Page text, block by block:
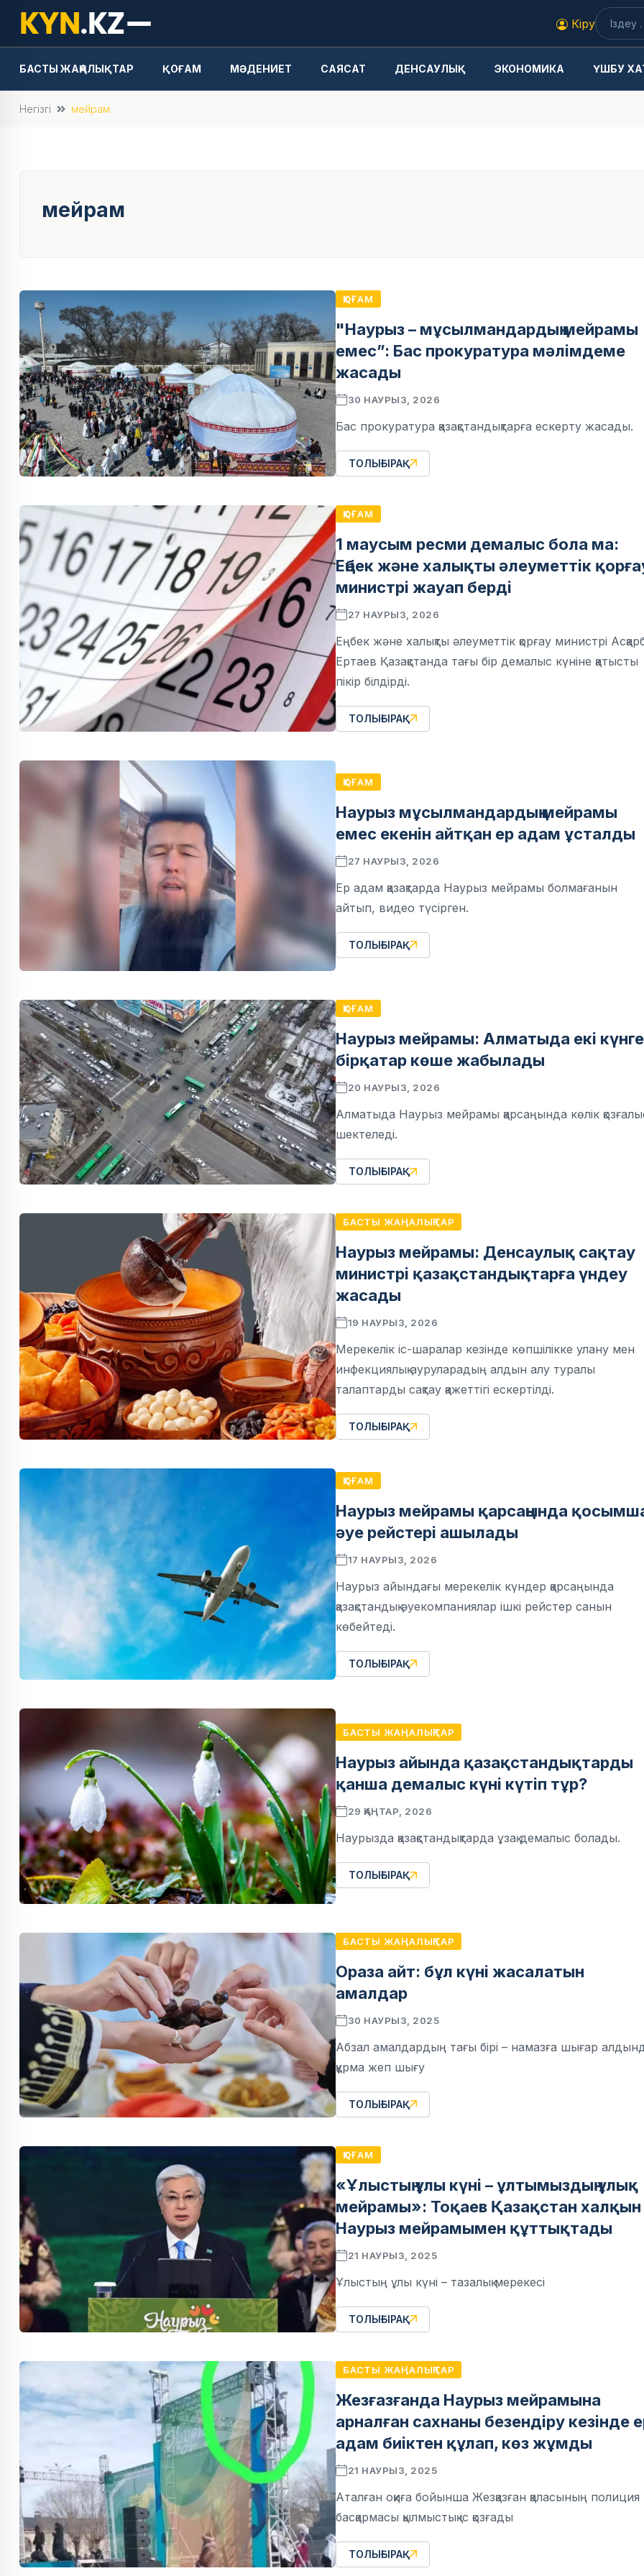
Кіру
БАСТЫ ЖАҢАЛЫҚТАР ҚОҒАМ МӘДЕНИЕТ САЯСАТ ДЕНСАУЛЫҚ ЭКОНОМИКА ҮШБУ
Негізгі мейрам
мейрам
ҚОҒАМ
"Наурыз – мұсылмандардың мейрамы
емес”: Бас прокуратура мәлімдеме
жасады
30 НАУРЫЗ, 2026
Бас прокуратура қазақстандықтарға ескерту жасады.
ТОЛЫҒЫРАҚ
ҚОҒАМ
1 маусым ресми демалыс бола ма:
Еңбек және халықты әлеуметтік
министрі жауап берді
27 НАУРЫЗ, 2026
Еңбек және халықты әлеуметтік қорғау министрі
Ертаев Қазақстанда тағы бір демалыс күніне қатысты
пікір білдірді.
ТОЛЫҒЫРАҚ
ҚОҒАМ
Наурыз мұсылмандардың мейрамы
емес екенін айтқан ер адам ұсталды
27 НАУРЫЗ, 2026
Ер адам қазақтарда Наурыз мейрамы болмағанын
айтып, видео түсірген.
ТОЛЫҒЫРАҚ
ҚОҒАМ
Наурыз мейрамы: Алматыда екі күнге
бірқатар көше жабылады
20 НАУРЫЗ, 2026
Алматыда Наурыз мейрамы қарсаңында көлік
шектеледі.
ТОЛЫҒЫРАҚ
БАСТЫ ЖАҢАЛЫҚТАР
Наурыз мейрамы: Денсаулық сақтау
министрі қазақстандықтарға үндеу
жасады
19 НАУРЫЗ, 2026
Мерекелік іс-шаралар кезінде көпшілікке улану мен
инфекциялық ауруларадың алдын алу туралы
талаптарды сақтау қажеттігі ескертілді.
ТОЛЫҒЫРАҚ
ҚОҒАМ
Наурыз мейрамы қарсаңында
әуе рейстері ашылады
17 НАУРЫЗ, 2026
Наурыз айындағы мерекелік күндер қарсаңында
қазақстандық әуекомпаниялар ішкі рейстер санын
көбейтеді.
ТОЛЫҒЫРАҚ
БАСТЫ ЖАҢАЛЫҚТАР
Наурыз айында қазақстандықтарды
қанша демалыс күні күтіп тұр?
29 ҚАҢТАР, 2026
Наурызда қазақстандықтарда ұзақ демалыс болады.
ТОЛЫҒЫРАҚ
БАСТЫ ЖАҢАЛЫҚТАР
Ораза айт: бұл күні жасалатын
амалдар
30 НАУРЫЗ, 2025
Абзал амалдардың тағы бірі – намазға шығар
құрма жеп шығу
ТОЛЫҒЫРАҚ
ҚОҒАМ
«Ұлыстың ұлы күні – ұлтымыздың ұлық
мейрамы»: Тоқаев Қазақстан халқын
Наурыз мейрамымен құттықтады
21 НАУРЫЗ, 2025
Ұлыстың ұлы күні – тазалық мерекесі
ТОЛЫҒЫРАҚ
БАСТЫ ЖАҢАЛЫҚТАР
Жезғазғанда Наурыз мейрамына
арналған сахнаны безендіру кезінде
адам биіктен құлап, көз жұмды
21 НАУРЫЗ, 2025
Аталған оқиға бойынша Жезқазған қаласының полиция
басқармасы қылмыстық іс қозғады
ТОЛЫҒЫРАҚ